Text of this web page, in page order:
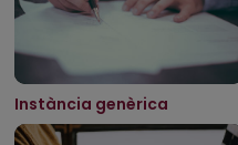
Instància genèrica